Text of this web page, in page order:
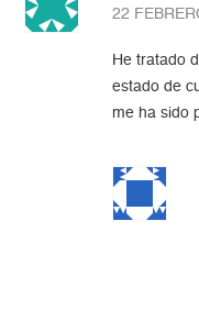
22
He tratado
estado de
me ha sido